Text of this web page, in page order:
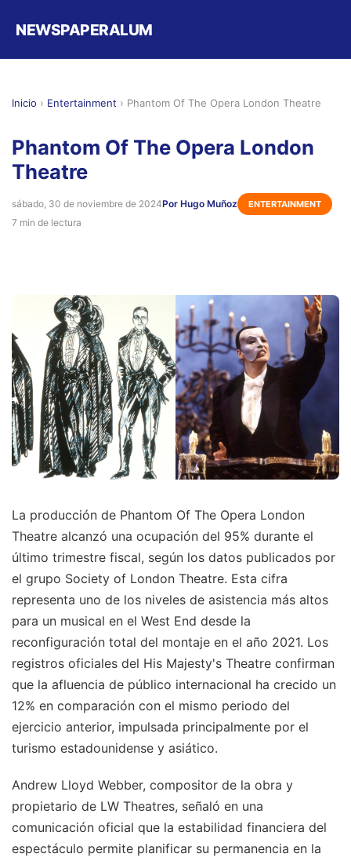
NEWSPAPERALUM
Inicio › Entertainment › Phantom Of The Opera London Theatre
Phantom Of The Opera London
Theatre
sábado, 30 de noviembre de 2024Por Hugo Muñoz ENTERTAINMENT
7 min de lectura
La producción de Phantom Of The Opera London
Theatre alcanzó una ocupación del 95% durante el
último trimestre fiscal, según los datos publicados por
el grupo Society of London Theatre. Esta cifra
representa uno de los niveles de asistencia más altos
para un musical en el West End desde la
reconfiguración total del montaje en el año 2021. Los
registros oficiales del His Majesty's Theatre confirman
que la afluencia de público internacional ha crecido un
12% en comparación con el mismo periodo del
ejercicio anterior, impulsada principalmente por el
turismo estadounidense y asiático.
Andrew Lloyd Webber, compositor de la obra y
propietario de LW Theatres, señaló en una
comunicación oficial que la estabilidad financiera del
espectáculo permite planificar su permanencia en la